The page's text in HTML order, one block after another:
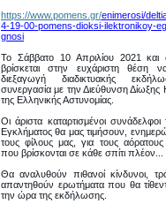
https://www.pomens.gr/enimerosi/
4-19-00-pomens-dioksi-ilektronikoy-
gnosi
Το Σάββατο 10 Απριλίου 2021
βρίσκεται στην ευχάριστη θέση
διεξαγωγή διαδικτυακής
συνεργασία με την Διεύθυνση Δίωξης
της Ελληνικής Αστυνομίας.
Οι άριστα καταρτισμένοι
Εγκλήματος θα μας τιμήσουν,
τους φίλους μας, για τους αόρατους
που βρίσκονται σε κάθε σπίτι πλέον...
Θα αναλυθούν πιθανοί κίνδυνοι,
απαντηθούν ερωτήματα που θα
την ώρα της εκδήλωσης.